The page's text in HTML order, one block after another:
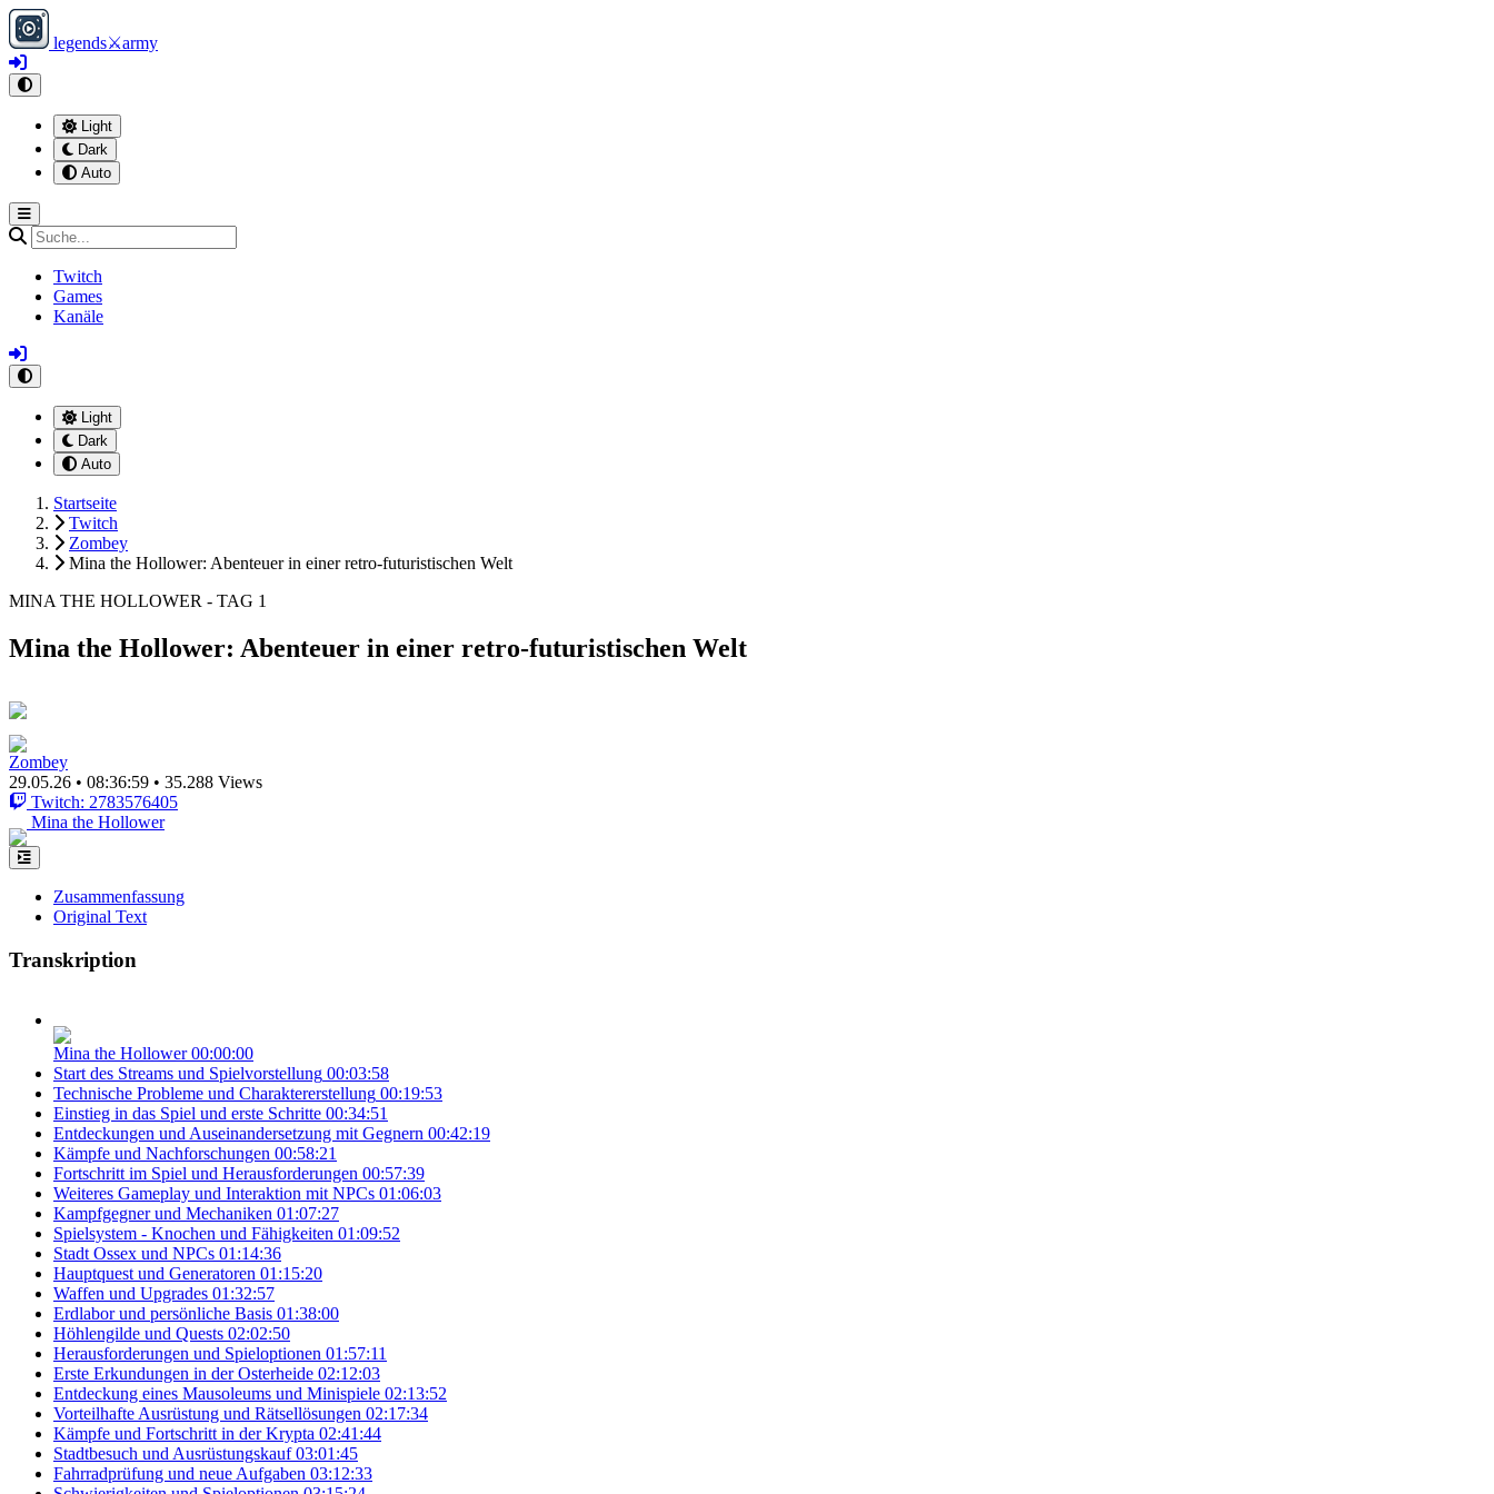
legends⚔army
Light
Dark
Auto
Twitch
Games
Kanäle
Light
Dark
Auto
Startseite
Twitch
Zombey
Mina the Hollower: Abenteuer in einer retro-futuristischen Welt
MINA THE HOLLOWER - TAG 1
Mina the Hollower: Abenteuer in einer retro-futuristischen Welt
Zombey
29.05.26 • 08:36:59 • 35.288 Views
Twitch: 2783576405
Mina the Hollower
Zusammenfassung
Original Text
Transkription
Mina the Hollower 00:00:00
Start des Streams und Spielvorstellung 00:03:58
Technische Probleme und Charaktererstellung 00:19:53
Einstieg in das Spiel und erste Schritte 00:34:51
Entdeckungen und Auseinandersetzung mit Gegnern 00:42:19
Kämpfe und Nachforschungen 00:58:21
Fortschritt im Spiel und Herausforderungen 00:57:39
Weiteres Gameplay und Interaktion mit NPCs 01:06:03
Kampfgegner und Mechaniken 01:07:27
Spielsystem - Knochen und Fähigkeiten 01:09:52
Stadt Ossex und NPCs 01:14:36
Hauptquest und Generatoren 01:15:20
Waffen und Upgrades 01:32:57
Erdlabor und persönliche Basis 01:38:00
Höhlengilde und Quests 02:02:50
Herausforderungen und Spieloptionen 01:57:11
Erste Erkundungen in der Osterheide 02:12:03
Entdeckung eines Mausoleums und Minispiele 02:13:52
Vorteilhafte Ausrüstung und Rätsellösungen 02:17:34
Kämpfe und Fortschritt in der Krypta 02:41:44
Stadtbesuch und Ausrüstungskauf 03:01:45
Fahrradprüfung und neue Aufgaben 03:12:33